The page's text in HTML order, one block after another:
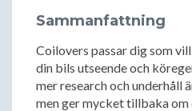
Sammanfattning
Coilovers passar dig som
din bils utseende och
mer research och underhåll
men ger mycket tillbaka om